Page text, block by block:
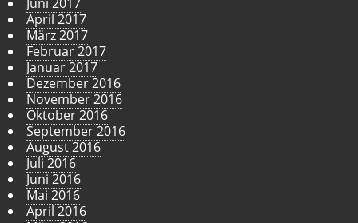
April 2017
März 2017
Februar 2017
Januar 2017
Dezember 2016
November 2016
Oktober 2016
September 2016
August 2016
Juli 2016
Juni 2016
Mai 2016
April 2016